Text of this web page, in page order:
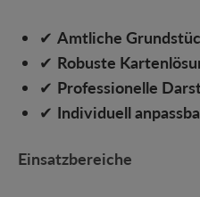
✔ Amtliche
✔ Robuste
✔ Professionelle
✔ Individuell
Einsatzbereiche